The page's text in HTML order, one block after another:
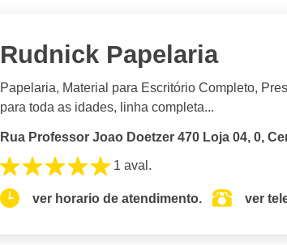
Rudnick Papelaria
Papelaria, Material para Escritório Completo,
para toda as idades, linha completa...
Rua Professor Joao Doetzer 470 Loja 04, 0,
1 aval.
ver horario de atendimento. ver